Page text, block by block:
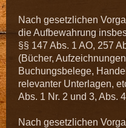
Nach gesetzlichen
die Aufbewahrung
§§ 147 Abs. 1 AO, 257
(Bücher,
Buchungsbelege,
relevanter Unterlagen,
Abs. 1 Nr. 2 und 3, Abs.
Nach gesetzlichen